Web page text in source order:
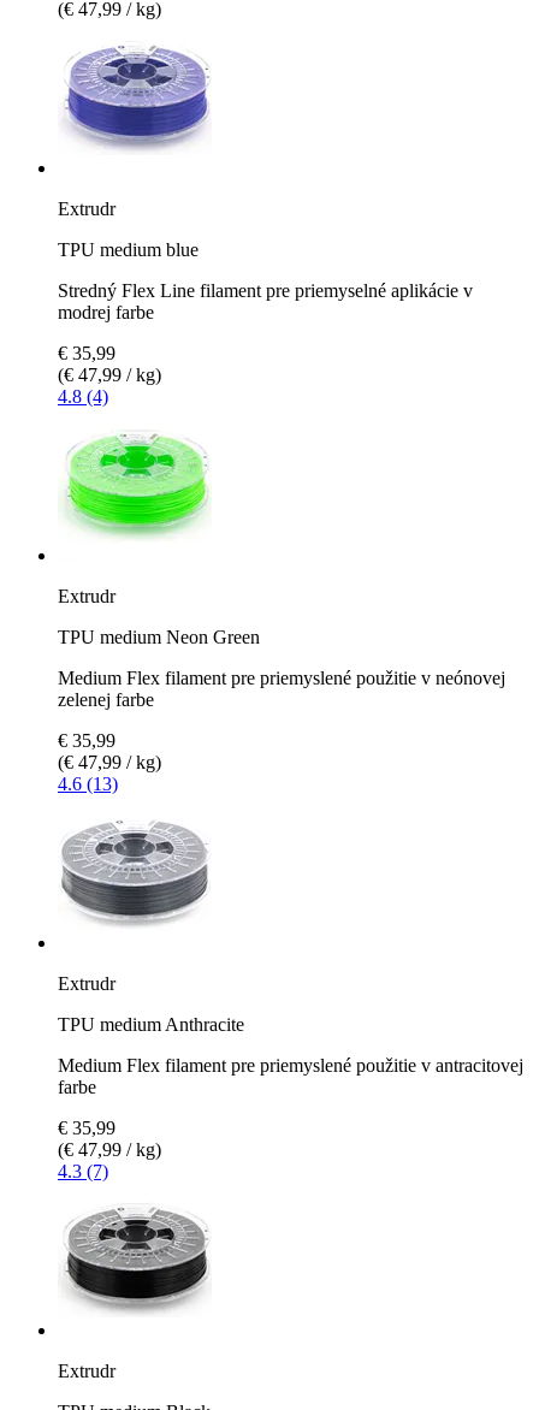
(€ 47,99 / kg)
Extrudr
TPU medium blue
Stredný Flex Line filament pre priemyselné aplikácie v
modrej farbe
€ 35,99
(€ 47,99 / kg)
4.8 (4)
Extrudr
TPU medium Neon Green
Medium Flex filament pre priemyslené použitie v neónovej
zelenej farbe
€ 35,99
(€ 47,99 / kg)
4.6 (13)
Extrudr
TPU medium Anthracite
Medium Flex filament pre priemyslené použitie v antracitovej
farbe
€ 35,99
(€ 47,99 / kg)
4.3 (7)
Extrudr